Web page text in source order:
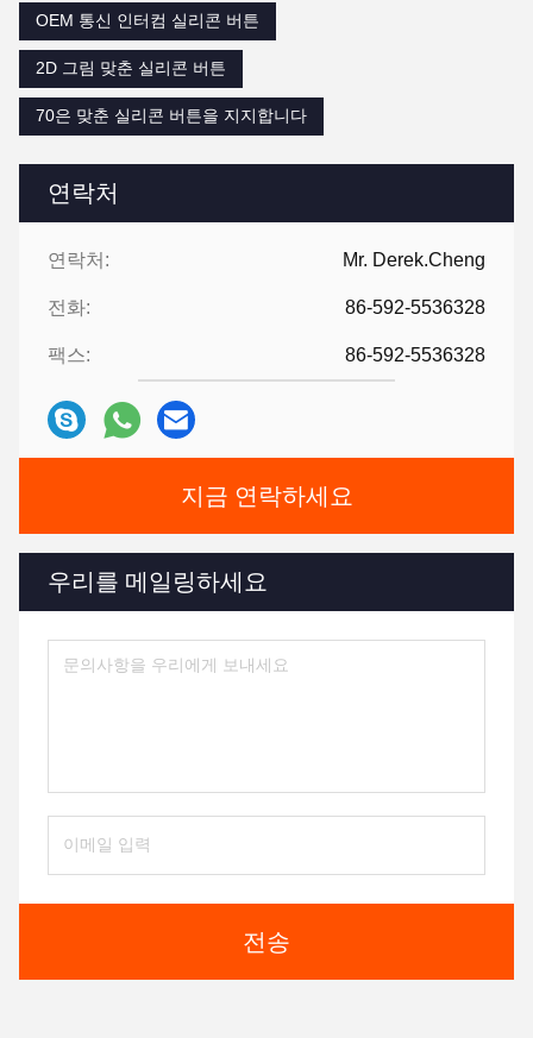
연락처
연락처: Mr. Derek.Cheng
전화: 86-592-5536328
팩스: 86-592-5536328
지금 연락하세요
우리를 메일링하세요
전송
OEM 통신 인터컴 실리콘 버튼
2D 그림 맞춘 실리콘 버튼
70은 맞춘 실리콘 버튼을 지지합니다